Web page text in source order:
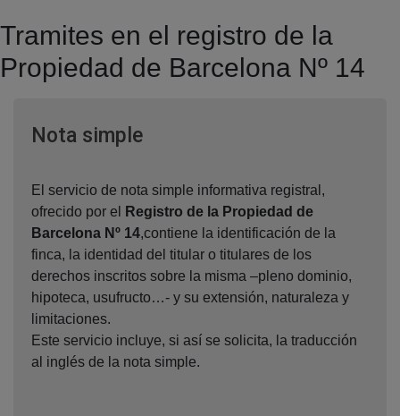
Tramites en el registro de la
Propiedad de Barcelona Nº 14
Nota simpleVentana nueva
El servicio de nota simple informativa registral,
ofrecido por el
Registro de la Propiedad de
Barcelona Nº 14,contiene la identificación de la
finca, la identidad del titular o titulares de los
derechos inscritos sobre la misma –pleno dominio,
hipoteca, usufructo…- y su extensión, naturaleza y
limitaciones.
Este servicio incluye, si así se solicita, la traducción
al inglés de la nota simple.